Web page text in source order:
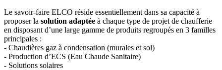
Le savoir-faire ELCO réside essentiellement dans sa capacité à
proposer la solution adaptée à chaque type de projet de chaufferie
en disposant d’une large gamme de produits regroupés en 3 familles
principales :
- Chaudières gaz à condensation (murales et sol)
- Production d’ECS (Eau Chaude Sanitaire)
- Solutions solaires